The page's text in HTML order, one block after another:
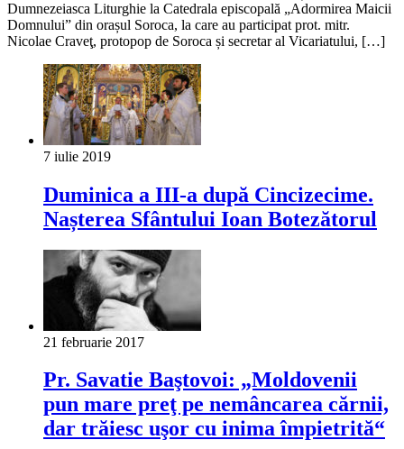
Dumnezeiasca Liturghie la Catedrala episcopală „Adormirea Maicii
Domnului” din orașul Soroca, la care au participat prot. mitr.
Nicolae Craveţ, protopop de Soroca și secretar al Vicariatului, […]
7 iulie 2019
Duminica a III-a după Cincizecime.
Nașterea Sfântului Ioan Botezătorul
21 februarie 2017
Pr. Savatie Baştovoi: „Moldovenii
pun mare preţ pe nemâncarea cărnii,
dar trăiesc uşor cu inima împietrită“